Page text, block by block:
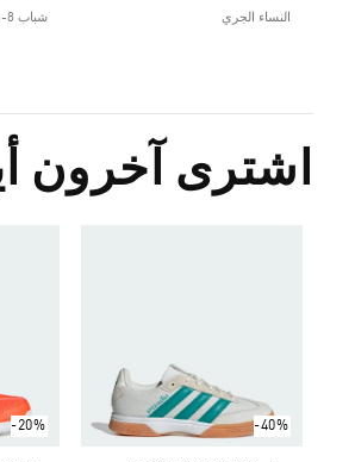
النساء الجري شباب 8-16 سنوات Sportswear
اشترى آخرون
-40%
-20%